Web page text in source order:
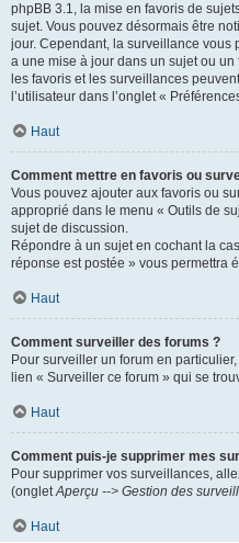
phpBB 3.1, la mise en favoris de
sujet. Vous pouvez désormais être
jour. Cependant, la surveillance vous
a une mise à jour dans un sujet ou
les favoris et les surveillances
l’utilisateur dans l’onglet «
Haut
Comment mettre en favoris ou
Vous pouvez ajouter aux favoris ou
approprié dans le menu « Outils de
sujet de discussion.
Répondre à un sujet en cochant la
réponse est postée » vous permettra
Haut
Comment surveiller des forums ?
Pour surveiller un forum en
lien « Surveiller ce forum » qui se
Haut
Comment puis-je supprimer mes
Pour supprimer vos surveillances,
(ongletAperçu --> Gestion des
Haut